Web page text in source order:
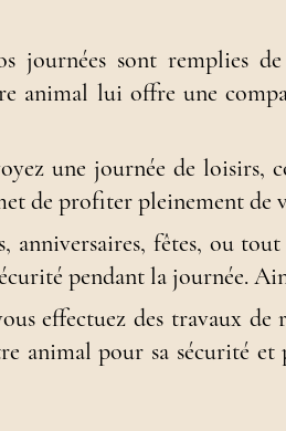
journées sont remplies de
animal lui offre une
une journée de loisirs,
de profiter pleinement
anniversaires, fêtes, ou
pendant la journée.
effectuez des travaux
animal pour sa sécurité